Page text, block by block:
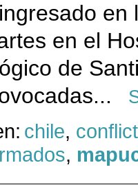
en
en el
de
chile,
,